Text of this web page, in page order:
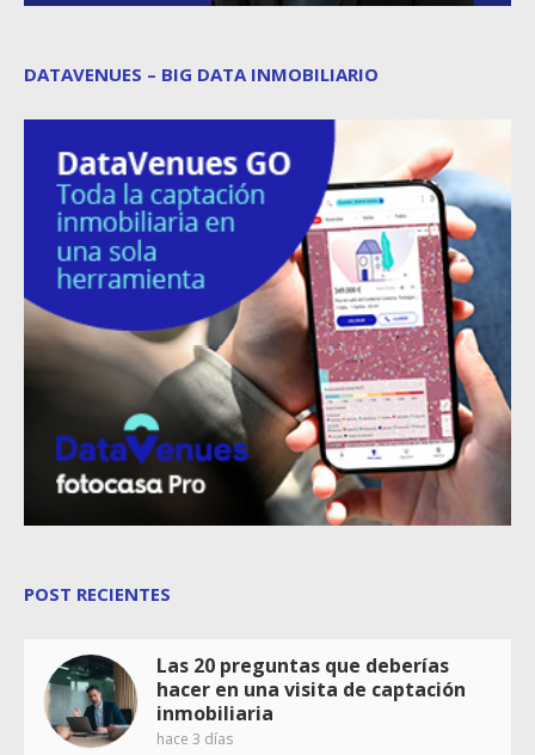
DATAVENUES – BIG DATA INMOBILIARIO
POST RECIENTES
Las 20 preguntas que deberías
hacer en una visita de captación
inmobiliaria
hace 3 días